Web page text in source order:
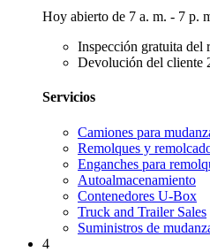
Hoy abierto de 7 a. m. - 7 p.
Inspección gratuita del
Devolución del cliente
Servicios
Camiones para
Remolques y
Enganches para
Autoalmacenamiento
Contenedores U-Box
Truck and Trailer Sales
Suministros de
4